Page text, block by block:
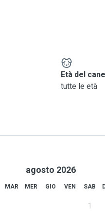
Età del cane
tutte le età
agosto 2026
MAR MER GIO VEN SAB
1